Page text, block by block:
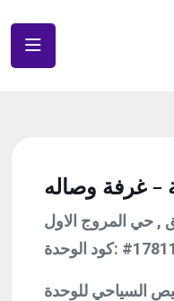
- غرفة وصاله
, حي المروج الاول
كود الوحدة: